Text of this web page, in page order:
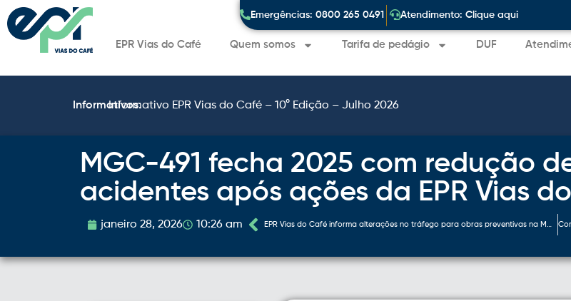
EPR Vias do Café Quem somos Tarifa de pedágio DUF
Informativos:Informativo EPR Vias do Café – 10° Edição – Julho 2026
Emergências: 0800 265 0491 Atendimento: Clique aqui
MGC-491 fecha 2025 com redução
acidentes após ações da EPR Vias
janeiro 28, 2026 10:26 am EPR Vias do Café informa alterações no tráfego para obras preventivas na MGC-491